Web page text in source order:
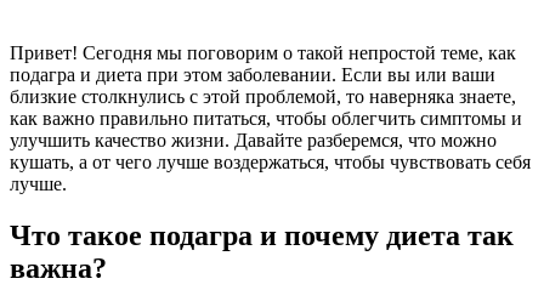
Привет! Сегодня мы поговорим о такой непростой теме, как
подагра и диета при этом заболевании. Если вы или ваши
близкие столкнулись с этой проблемой, то наверняка знаете,
как важно правильно питаться, чтобы облегчить симптомы и
улучшить качество жизни. Давайте разберемся, что можно
кушать, а от чего лучше воздержаться, чтобы чувствовать себя
лучше.
Что такое подагра и почему диета так
важна?